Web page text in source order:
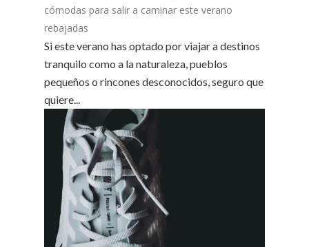
cómodas para salir a caminar este verano
rebajadas
Si este verano has optado por viajar a destinos
tranquilo como a la naturaleza, pueblos
pequeños o rincones desconocidos, seguro que
quiere...